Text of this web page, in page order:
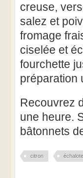
creuse,
salez et
fromage
ciselée et
fourchette
préparation
Recouvrez
une heure.
bâtonnets
citron échalote